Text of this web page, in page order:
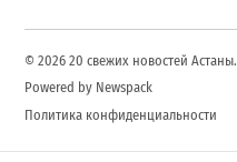
© 2026 20 свежих новостей Астаны.
Powered by Newspack
Политика конфиденциальности